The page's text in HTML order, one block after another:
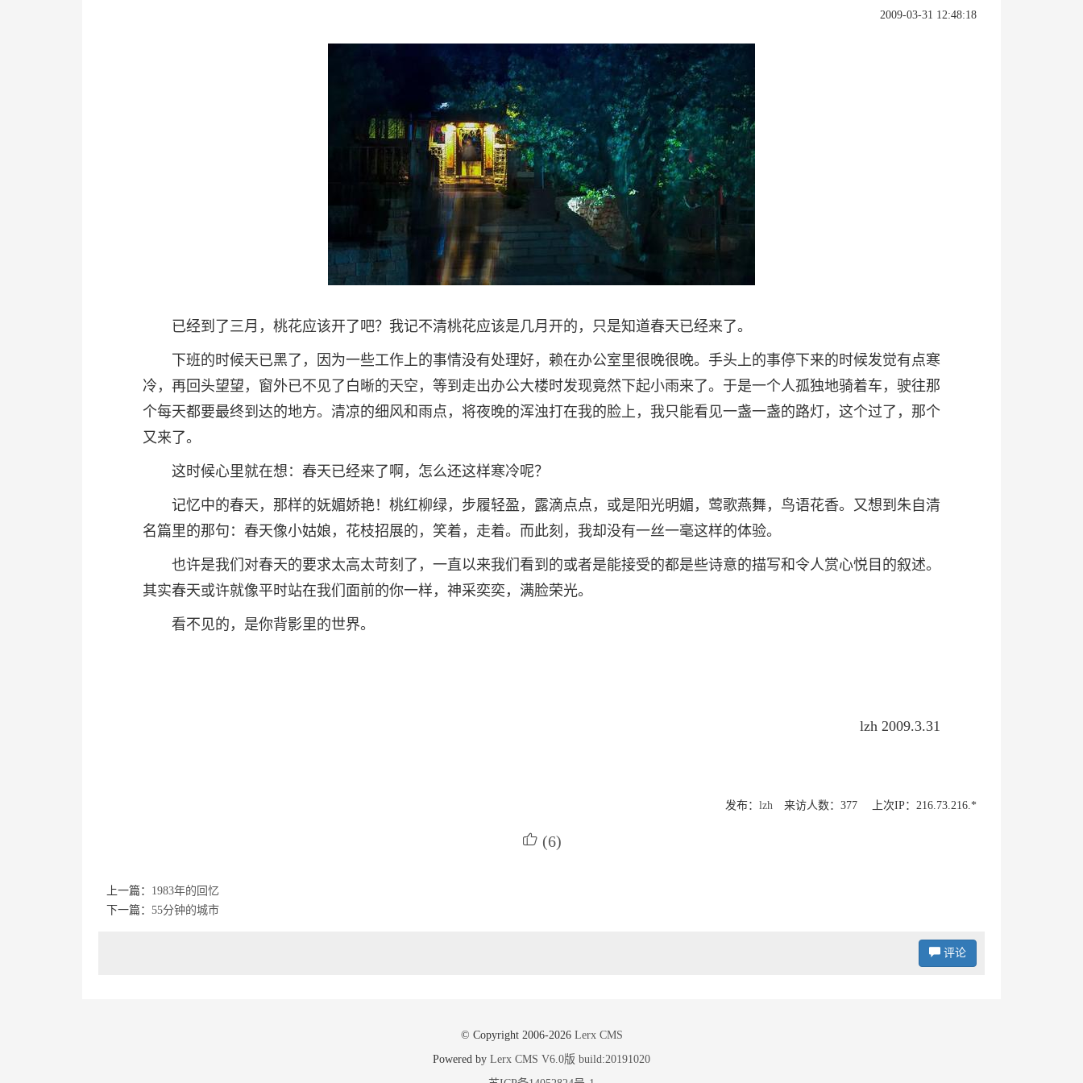
2009-03-31 12:48:18
已经到了三月，桃花应该开了吧？我记不清桃花应该是几月开的，只是知道春天已经来了。
下班的时候天已黑了，因为一些工作上的事情没有处理好，赖在办公室里很晚很晚。手头上的事停下来的时候发觉有点寒
冷，再回头望望，窗外已不见了白晰的天空，等到走出办公大楼时发现竟然下起小雨来了。于是一个人孤独地骑着车，驶往那
个每天都要最终到达的地方。清凉的细风和雨点，将夜晚的浑浊打在我的脸上，我只能看见一盏一盏的路灯，这个过了，那个
又来了。
这时候心里就在想：春天已经来了啊，怎么还这样寒冷呢？
记忆中的春天，那样的妩媚娇艳！桃红柳绿，步履轻盈，露滴点点，或是阳光明媚，莺歌燕舞，鸟语花香。又想到朱自清
名篇里的那句：春天像小姑娘，花枝招展的，笑着，走着。而此刻，我却没有一丝一毫这样的体验。
也许是我们对春天的要求太高太苛刻了，一直以来我们看到的或者是能接受的都是些诗意的描写和令人赏心悦目的叙述。
其实春天或许就像平时站在我们面前的你一样，神采奕奕，满脸荣光。
看不见的，是你背影里的世界。
lzh 2009.3.31
发布： lzh 来访人数：377 上次IP：216.73.216.*
 (6)
上一篇： 1983年的回忆
下一篇： 55分钟的城市
评论
© Copyright 2006-2026 Lerx CMS
Powered by Lerx CMS V6.0版 build:20191020